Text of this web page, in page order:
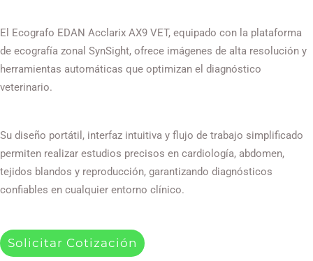
El Ecografo EDAN Acclarix AX9 VET, equipado con la plataforma
de ecografía zonal SynSight, ofrece imágenes de alta resolución y
herramientas automáticas que optimizan el diagnóstico
veterinario.
Su diseño portátil, interfaz intuitiva y flujo de trabajo simplificado
permiten realizar estudios precisos en cardiología, abdomen,
tejidos blandos y reproducción, garantizando diagnósticos
confiables en cualquier entorno clínico.
Solicitar Cotización